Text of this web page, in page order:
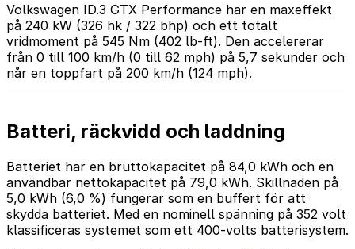
Volkswagen ID.3 GTX Performance har en maxeffekt
på 240 kW (326 hk / 322 bhp) och ett totalt
vridmoment på 545 Nm (402 lb-ft). Den accelererar
från 0 till 100 km/h (0 till 62 mph) på 5,7 sekunder och
når en toppfart på 200 km/h (124 mph).
Batteri, räckvidd och laddning
Batteriet har en bruttokapacitet på 84,0 kWh och en
användbar nettokapacitet på 79,0 kWh. Skillnaden på
5,0 kWh (6,0 %) fungerar som en buffert för att
skydda batteriet. Med en nominell spänning på 352 volt
klassificeras systemet som ett 400-volts batterisystem.